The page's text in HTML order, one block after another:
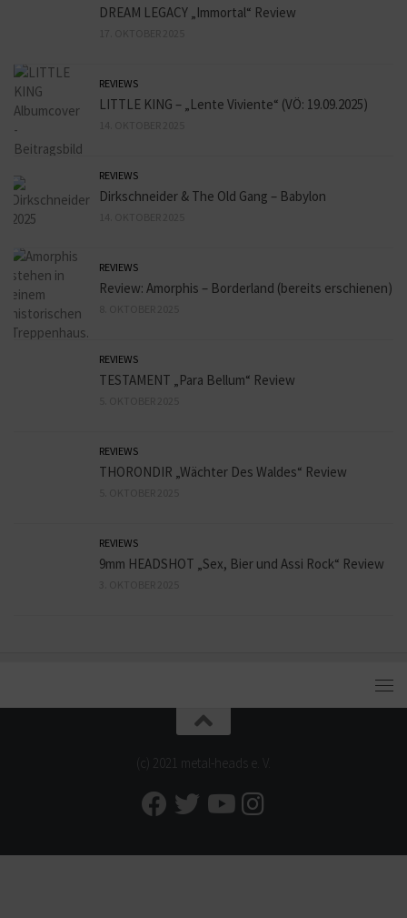
DREAM LEGACY „Immortal“ Review
REVIEWS
LITTLE KING – „Lente Viviente“ (VÖ: 19.09.2025)
REVIEWS
Dirkschneider & The Old Gang – Babylon
REVIEWS
Review: Amorphis – Borderland (bereits erschienen)
REVIEWS
TESTAMENT „Para Bellum“ Review
REVIEWS
THORONDIR „Wächter Des Waldes“ Review
REVIEWS
9mm HEADSHOT „Sex, Bier und Assi Rock“ Review
(c) 2021 metal-heads e. V.